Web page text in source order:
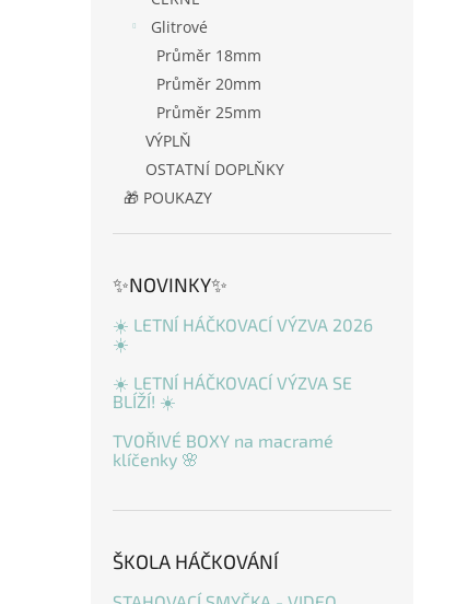
Glitrové
Průměr 18mm
Průměr 20mm
Průměr 25mm
VÝPLŇ
OSTATNÍ DOPLŇKY
🎁 POUKAZY
✨NOVINKY✨
☀️ LETNÍ HÁČKOVACÍ VÝZVA 2026
☀️
☀️ LETNÍ HÁČKOVACÍ VÝZVA SE
BLÍŽÍ! ☀️
TVOŘIVÉ BOXY na macramé
klíčenky 🌸
ŠKOLA HÁČKOVÁNÍ